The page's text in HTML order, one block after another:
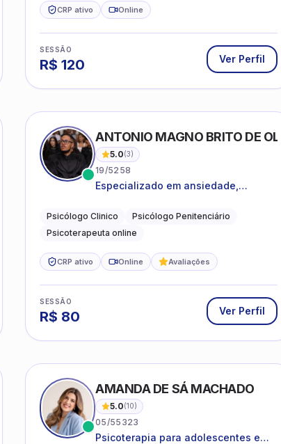
CRP ativo Online
SESSÃO
R$ 120 Ver Perfil
ANTONIO MAGNO BRITO DE
5.0(3)
19/5258
Especializado em ansiedade,
conflitos familiares e questões
comportamentais.
Psicólogo Clinico
Psicólogo Penitenciário
Psicoterapeuta online
CRP ativo Online Avaliações
SESSÃO
R$ 80 Ver Perfil
AMANDA DE SÁ MACHADO
5.0(10)
05/55323
Psicoterapia para adolescentes e